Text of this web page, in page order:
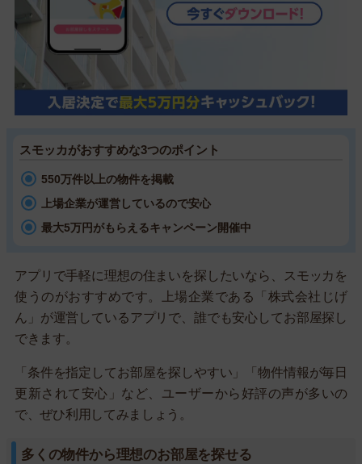
スモッカがおすすめな3つのポイント
550万件以上の物件を掲載
上場企業が運営しているので安心
最大5万円がもらえるキャンペーン開催中
アプリで手軽に理想の住まいを探したいなら、スモッカを
使うのがおすすめです。上場企業である「株式会社じげ
ん」が運営しているアプリで、誰でも安心してお部屋探し
できます。
「条件を指定してお部屋を探しやすい」「物件情報が毎日
更新されて安心」など、ユーザーから好評の声が多いの
で、ぜひ利用してみましょう。
多くの物件から理想のお部屋を探せる